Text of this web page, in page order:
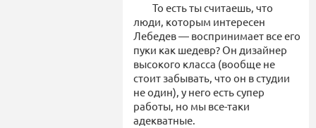
То есть ты считаешь, что
люди, которым интересен
Лебедев — воспринимает все его
пуки как шедевр? Он дизайнер
высокого класса (вообще не
стоит забывать, что он в студии
не один), у него есть супер
работы, но мы все-таки
адекватные.